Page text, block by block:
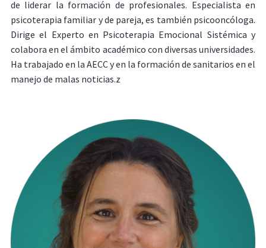
de liderar la formación de profesionales. Especialista en
psicoterapia familiar y de pareja, es también psicooncóloga.
Dirige el Experto en Psicoterapia Emocional Sistémica y
colabora en el ámbito académico con diversas universidades.
Ha trabajado en la AECC y en la formación de sanitarios en el
manejo de malas noticias.z